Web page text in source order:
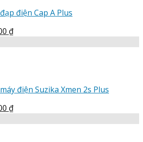
điện Cap A Plus
₫
điện Suzika Xmen 2s Plus
₫